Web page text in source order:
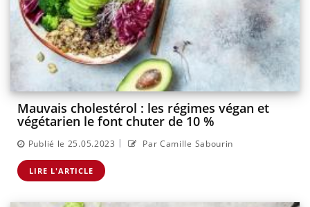
Mauvais cholestérol : les régimes végan et
végétarien le font chuter de 10 %
Publié le 25.05.2023 | Par Camille Sabourin
LIRE L'ARTICLE